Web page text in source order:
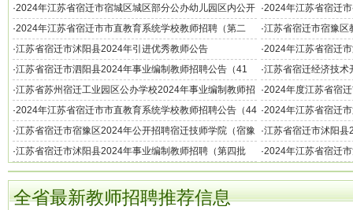
告
·2024年江苏省宿迁市宿城区城区部分公办幼儿园区内公开
选聘教师公告
·2024年江苏省宿迁
（13名）
·2024年江苏省宿迁市市直教育系统学校教师招聘（第二
批）公告（84名）
·江苏省宿迁市宿豫区
（11名）
·江苏省宿迁市沭阳县2024年引进优秀教师公告 ·2024年江苏省宿迁
告（40名）
·江苏省宿迁市泗阳县2024年事业编制教师招聘公告（41
名）
·江苏省宿迁经济技术
（48名）
·江苏省苏州宿迁工业园区公办学校2024年事业编制教师招
聘简章（12名）
·2024年度江苏省宿
·2024年江苏省宿迁市市直教育系统学校教师招聘公告（44
名）
·2024年江苏省宿迁
校）教师招聘公告（
·江苏省宿迁市宿豫区2024年公开招聘宿迁技师学院（宿豫
中等专业学校）教师公告
·江苏省宿迁市沭阳县
次）公告（33名）
·江苏省宿迁市沭阳县2024年事业编制教师招聘（第四批
次）公告（180名）
·2024年江苏省宿迁
全省最新教师招聘推荐信息